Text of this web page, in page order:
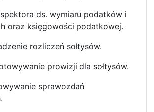
ds. wymiaru podatków i
oraz księgowości podatkowej.
rozliczeń sołtysów.
prowizji dla sołtysów.
sprawozdań